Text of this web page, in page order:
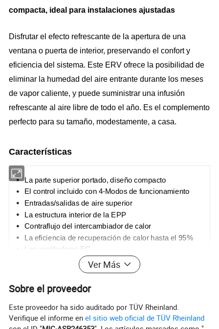
compacta, ideal para instalaciones ajustadas
Disfrutar el efecto refrescante de la apertura de una
ventana o puerta de interior, preservando el confort y
eficiencia del sistema. Este ERV ofrece la posibilidad de
eliminar la humedad del aire entrante durante los meses
de vapor caliente, y puede suministrar una infusión
refrescante al aire libre de todo el año. Es el complemento
perfecto para su tamaño, modestamente, a casa.
Características
La parte superior portado, diseño compacto
El control incluido con 4-Modos de funcionamiento
Entradas/salidas de aire superior
La estructura interior de la EPP
Contraflujo del intercambiador de calor
La eficiencia de recuperación de calor hasta el 95%
Los ventiladores EC
Función de derivación
Cuerpo de la máquina control + control remoto
Tipo de izquierda o derecha
Ver Más
Sobre el proveedor
Este proveedor ha sido auditado por TÜV Rheinland.
Verifique el informe enel sitio web oficial de TÜV Rheinland